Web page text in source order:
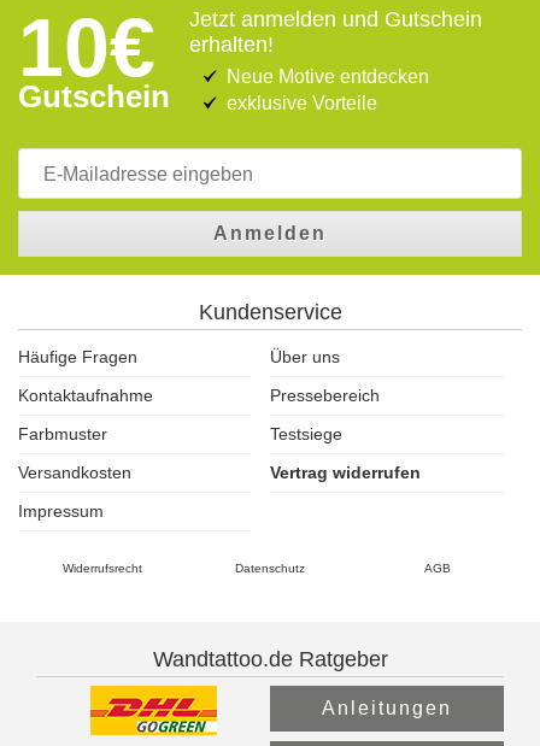
10€
Gutschein
Jetzt anmelden und Gutschein
erhalten!
Neue Motive entdecken
exklusive Vorteile
Anmelden
Kundenservice
Häufige Fragen
Über uns
Kontaktaufnahme
Pressebereich
Farbmuster
Testsiege
Versandkosten
Vertrag widerrufen
Impressum
Widerrufsrecht Datenschutz AGB
Wandtattoo.de Ratgeber
Anleitungen